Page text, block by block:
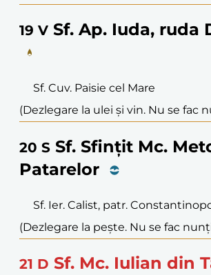
19 V Sf. Ap. Iuda, ruda
Sf. Cuv. Paisie cel Mare
(Dezlegare la ulei și vin. Nu se fac
20 S Sf. Sfințit Mc.
Patarelor
Sf. Ier. Calist, patr.
(Dezlegare la pește. Nu se fac
21 D Sf. Mc. Iulian din